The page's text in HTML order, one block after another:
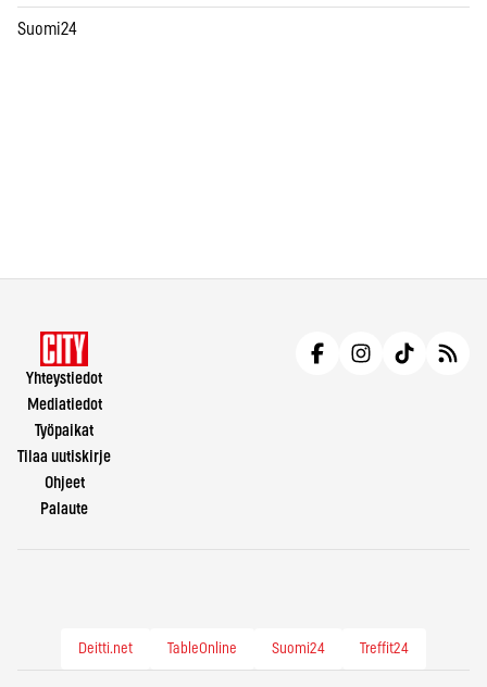
Suomi24
Yhteystiedot
Mediatiedot
Työpaikat
Tilaa uutiskirje
Ohjeet
Palaute
Deitti.net TableOnline Suomi24 Treffit24